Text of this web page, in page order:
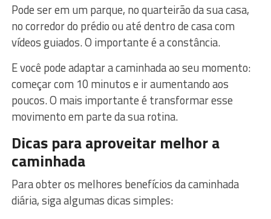
Pode ser em um parque, no quarteirão da sua casa,
no corredor do prédio ou até dentro de casa com
vídeos guiados. O importante é a constância.
E você pode adaptar a caminhada ao seu momento:
começar com 10 minutos e ir aumentando aos
poucos. O mais importante é transformar esse
movimento em parte da sua rotina.
Dicas para aproveitar melhor a
caminhada
Para obter os melhores benefícios da caminhada
diária, siga algumas dicas simples: